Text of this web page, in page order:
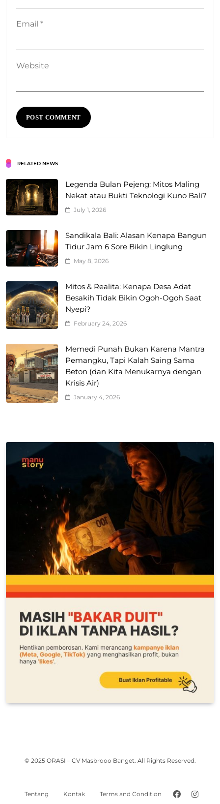
Email *
Website
RELATED NEWS
Legenda Bulan Pejeng: Mitos Maling
Nekat atau Bukti Teknologi Kuno Bali?
July 1, 2026
Sandikala Bali: Alasan Kenapa Bangun
Tidur Jam 6 Sore Bikin Linglung
May 8, 2026
Mitos & Realita: Kenapa Desa Adat
Besakih Tidak Bikin Ogoh-Ogoh Saat
Nyepi?
February 24, 2026
Memedi Punah Bukan Karena Mantra
Pemangku, Tapi Kalah Saing Sama
Beton (dan Kita Menukarnya dengan
Krisis Air)
January 4, 2026
© 2025 ORASI – CV Masbrooo Banget. All Rights Reserved.
Tentang Kontak Terms and Condition